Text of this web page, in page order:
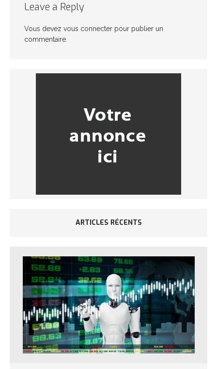
Leave a Reply
Vous devez vous connecter pour publier un
commentaire.
ARTICLES RÉCENTS